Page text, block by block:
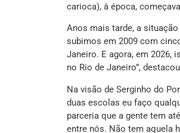
carioca), à época,
Anos mais tarde, a
subimos em 2009 com
Janeiro. E agora, em 2026,
no Rio de Janeiro”,
Na visão de Serginho do
duas escolas eu faço
parceria que a gente tem
entre nós. Não tem aquela